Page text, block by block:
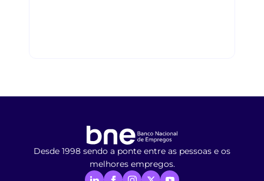
Desde 1998 sendo a ponte entre as pessoas e os
melhores empregos.